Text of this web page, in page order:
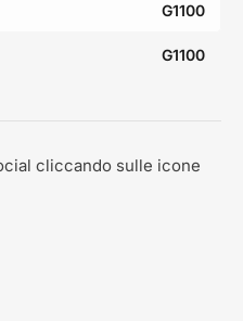
G1100
G1100
cliccando sulle icone